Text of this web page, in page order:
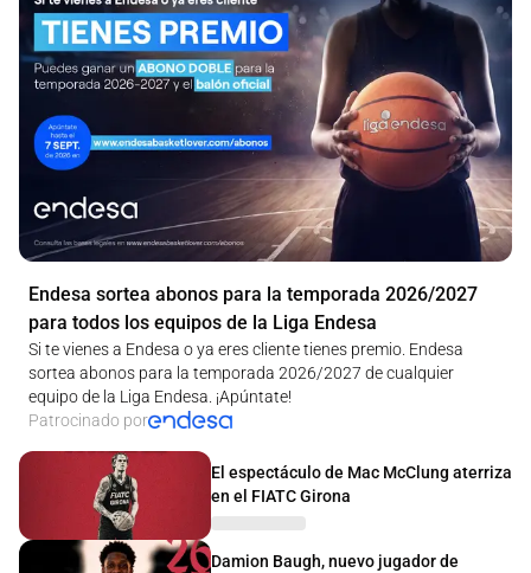
Endesa sortea abonos para la temporada 2026/2027
para todos los equipos de la Liga Endesa
Si te vienes a Endesa o ya eres cliente tienes premio. Endesa
sortea abonos para la temporada 2026/2027 de cualquier
equipo de la Liga Endesa. ¡Apúntate!
Patrocinado por
El espectáculo de Mac McClung aterriza
en el FIATC Girona
Damion Baugh, nuevo jugador de